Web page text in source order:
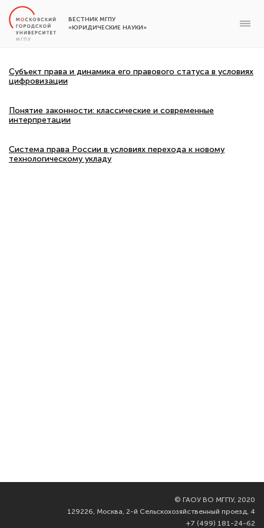
ВЕСТНИК МГПУ
«ЮРИДИЧЕСКИЕ НАУКИ»
Субъект права и динамика его правового статуса в условиях
цифровизации
Понятие законности: классические и современные
интерпретации
Система права России в условиях перехода к новому
технологическому укладу
© ГАОУ ВО МГПУ, 2020
129226, Москва, 2-й Сельскохозяйственный проезд, 4
+7 (499) 181-24-62